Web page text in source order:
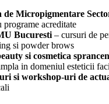
de Micropigmentare
programe acreditate
Bucuresti – cursuri de
si powder brows
si cosmetica
in domeniul esteticii
si workshop-uri de